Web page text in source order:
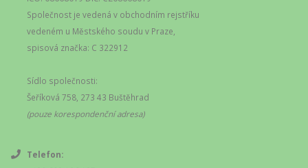
Společnost je vedená v obchodním rejstříku
vedeném u Městského soudu v Praze,
spisová značka: C 322912
Sídlo společnosti:
Šeříková 758, 273 43 Buštěhrad
(pouze korespondenční adresa)
Telefon: